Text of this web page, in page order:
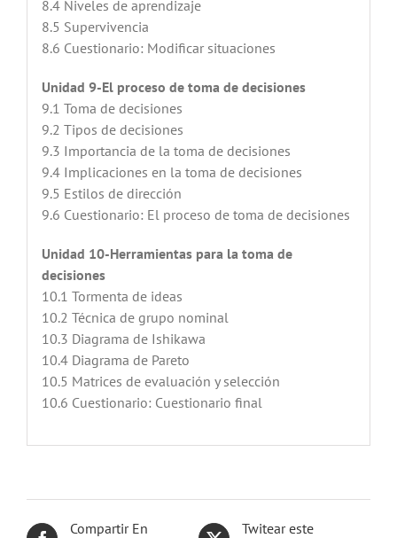
8.4 Niveles de aprendizaje
8.5 Supervivencia
8.6 Cuestionario: Modificar situaciones
Unidad 9-El proceso de toma de decisiones
9.1 Toma de decisiones
9.2 Tipos de decisiones
9.3 Importancia de la toma de decisiones
9.4 Implicaciones en la toma de decisiones
9.5 Estilos de dirección
9.6 Cuestionario: El proceso de toma de decisiones
Unidad 10-Herramientas para la toma de
decisiones
10.1 Tormenta de ideas
10.2 Técnica de grupo nominal
10.3 Diagrama de Ishikawa
10.4 Diagrama de Pareto
10.5 Matrices de evaluación y selección
10.6 Cuestionario: Cuestionario final
Compartir En
Twitear este